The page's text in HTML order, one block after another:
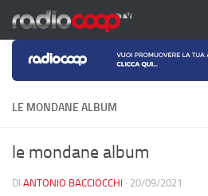
Salta al contenuto
LE MONDANE ALBUM
le mondane album
DI ANTONIO BACCIOCCHI · 20/09/2021